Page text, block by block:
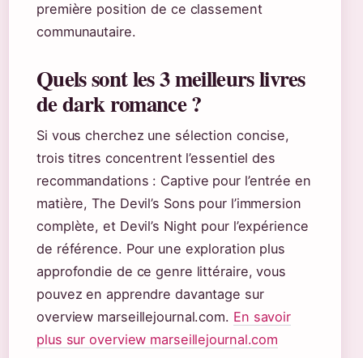
première position de ce classement
communautaire.
Quels sont les 3 meilleurs livres
de dark romance ?
Si vous cherchez une sélection concise,
trois titres concentrent l’essentiel des
recommandations : Captive pour l’entrée en
matière, The Devil’s Sons pour l’immersion
complète, et Devil’s Night pour l’expérience
de référence. Pour une exploration plus
approfondie de ce genre littéraire, vous
pouvez en apprendre davantage sur
overview marseillejournal.com. En savoir
plus sur overview marseillejournal.com